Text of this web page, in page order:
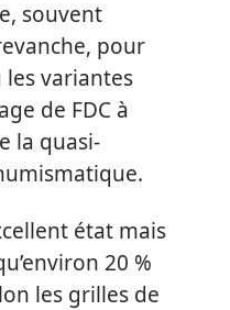
souvent
pour
variantes
de FDC à
la quasi-
état mais
20 %
les grilles de